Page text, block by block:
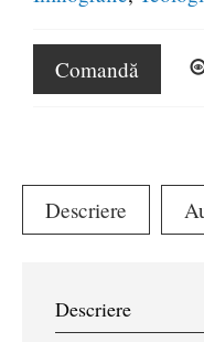
Comandă
Descriere
Descriere